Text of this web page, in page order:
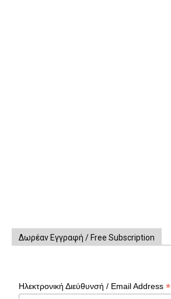
Δωρέαν Εγγραφή / Free Subscription
Ηλεκτρονική Διεύθυνσή / Email Address*